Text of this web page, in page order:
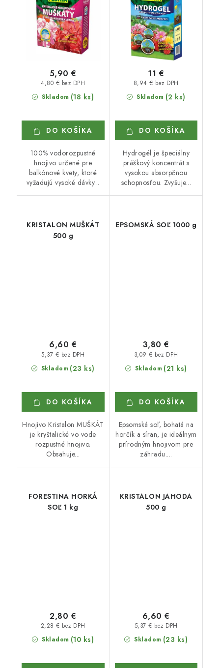
Skladom (18 ks)
4,80 € bez DPH
5,90 €
DO KOŠÍKA
100% vodorozpustné
hnojivo určené pre
balkónové kvety, ktoré
vyžadujú vysoké dávky...
Skladom (2 ks)
8,94 € bez DPH
11 €
DO KOŠÍKA
Hydrogél je špeciálny
práškový koncentrát s
vysokou absorpčnou
schopnosťou. Zvyšuje...
KRISTALON MUŠKÁT
500 g
Skladom (23 ks)
5,37 € bez DPH
6,60 €
DO KOŠÍKA
Hnojivo Kristalon MUŠKÁT
je kryštalické vo vode
rozpustné hnojivo.
Obsahuje...
EPSOMSKÁ SOĽ 1000 g
Skladom (21 ks)
3,09 € bez DPH
3,80 €
DO KOŠÍKA
Epsomská soľ, bohatá na
horčík a síran, je ideálnym
prírodným hnojivom pre
záhradu....
FORESTINA HORKÁ
SOĽ 1 kg
Skladom (10 ks)
2,28 € bez DPH
2,80 €
KRISTALON JAHODA
500 g
Skladom (23 ks)
5,37 € bez DPH
6,60 €